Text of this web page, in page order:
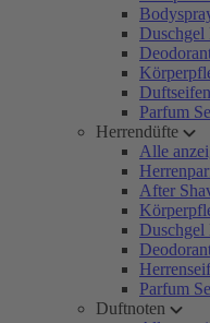
Duschgel
Duftseifen
Parfum
Herrendüfte
Alle
After
Duschgel
Parfum
Duftnoten